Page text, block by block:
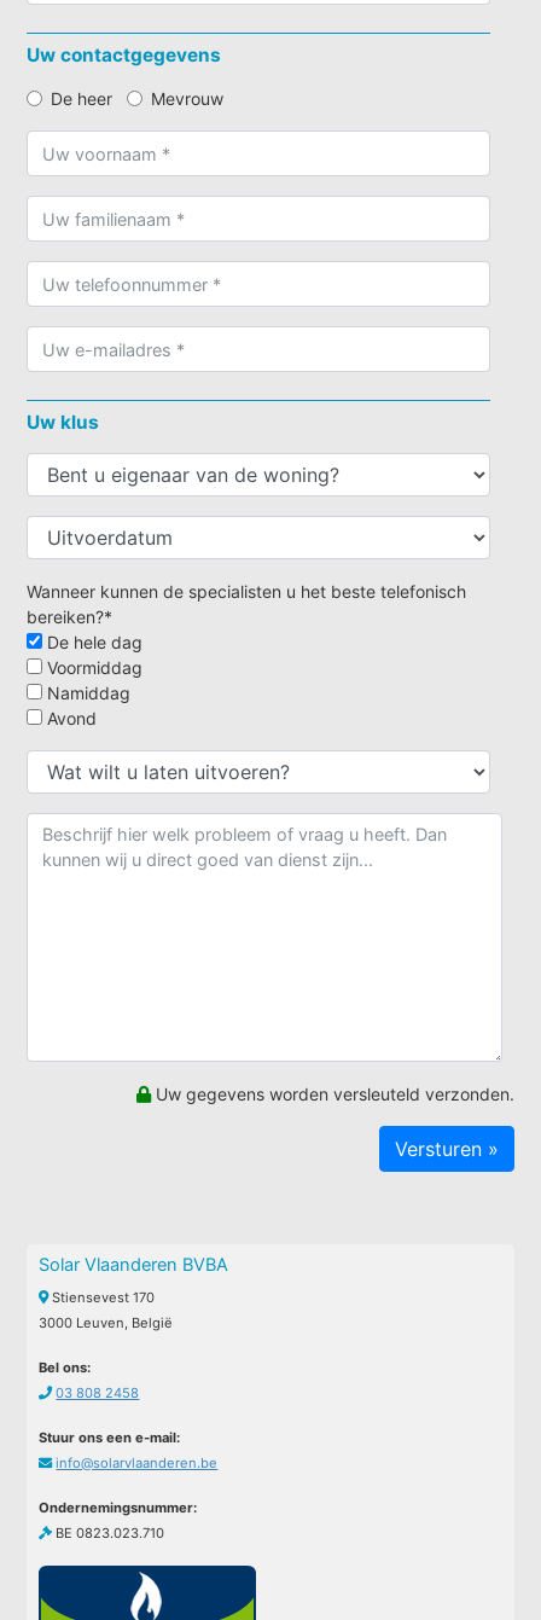
Uw contactgegevens
De heer Mevrouw
Uw klus
Wanneer kunnen de specialisten u het beste telefonisch
bereiken?*
De hele dag
Voormiddag
Namiddag
Avond
Uw gegevens worden versleuteld verzonden.
Solar Vlaanderen BVBA
Stiensevest 170
3000 Leuven, België
Bel ons:
03 808 2458
Stuur ons een e-mail:
info@solarvlaanderen.be
Ondernemingsnummer:
BE 0823.023.710